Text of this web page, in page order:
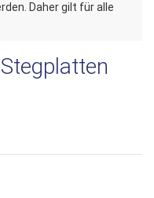
Daher gilt für alle